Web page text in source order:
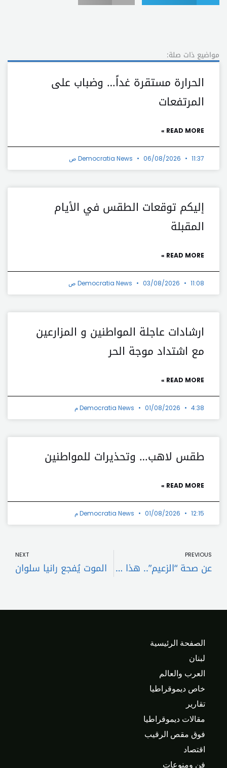
مواضيع ذات صلة:
الحرارة مستقرة غداً… وضباب على
المرتفعات
READ MORE »
Democratia News 06/08/2026 11:37 ص
إليكم توقعات الطقس في الأيام
المقبلة
READ MORE »
Democratia News 03/08/2026 11:08 ص
ارشادات عاجلة المواطنين و المزارعين
مع اشتداد موجة الحر
READ MORE »
Democratia News 01/08/2026 4:38 م
طقس لاهب… وتحذيرات للمواطنين
READ MORE »
Democratia News 01/08/2026 12:15 م
PREVIOUS
عن صحة “الزعيم”.. هذا ما كشفه نجل عادل إمام
NEXT
الموت يُفجع رانيا سلوان
الصفحة الرئيسية
لبنان
العرب والعالم
خاص ديموقراطيا
تقارير
مقالات ديموقراطيا
فوق مقص الرقيب
اقتصاد
فن ومنوعات